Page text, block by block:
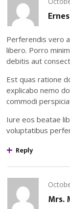
Perferendis vero
libero. Porro
debitis aut
Est quas ratione
explicabo nemo
commodi
Iure eos beatae
voluptatibus
Reply
Mrs.